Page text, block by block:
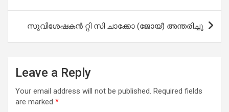
സുവിശേഷകൻ റ്റി സി ചാക്കോ (ജോയ്) അന്തരിച്ചു
Leave a Reply
Your email address will not be published. Required fields
are marked *